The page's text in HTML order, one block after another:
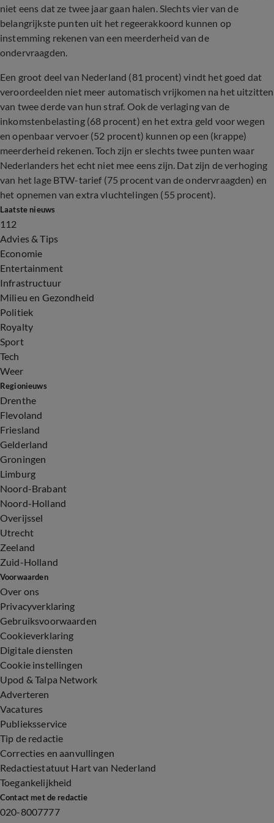
niet eens dat ze twee jaar gaan halen. Slechts vier van de
belangrijkste punten uit het regeerakkoord kunnen op
instemming rekenen van een meerderheid van de
ondervraagden.
Een groot deel van Nederland (81 procent) vindt het goed dat
veroordeelden niet meer automatisch vrijkomen na het uitzitten
van twee derde van hun straf. Ook de verlaging van de
inkomstenbelasting (68 procent) en het extra geld voor wegen
en openbaar vervoer (52 procent) kunnen op een (krappe)
meerderheid rekenen. Toch zijn er slechts twee punten waar
Nederlanders het echt niet mee eens zijn. Dat zijn de verhoging
van het lage BTW-tarief (75 procent van de ondervraagden) en
het opnemen van extra vluchtelingen (55 procent).
Laatste nieuws
112
Advies & Tips
Economie
Entertainment
Infrastructuur
Milieu en Gezondheid
Politiek
Royalty
Sport
Tech
Weer
Regionieuws
Drenthe
Flevoland
Friesland
Gelderland
Groningen
Limburg
Noord-Brabant
Noord-Holland
Overijssel
Utrecht
Zeeland
Zuid-Holland
Voorwaarden
Over ons
Privacyverklaring
Gebruiksvoorwaarden
Cookieverklaring
Digitale diensten
Cookie instellingen
Upod & Talpa Network
Adverteren
Vacatures
Publieksservice
Tip de redactie
Correcties en aanvullingen
Redactiestatuut Hart van Nederland
Toegankelijkheid
Contact met de redactie
020-8007777